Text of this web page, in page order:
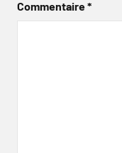
Commentaire*